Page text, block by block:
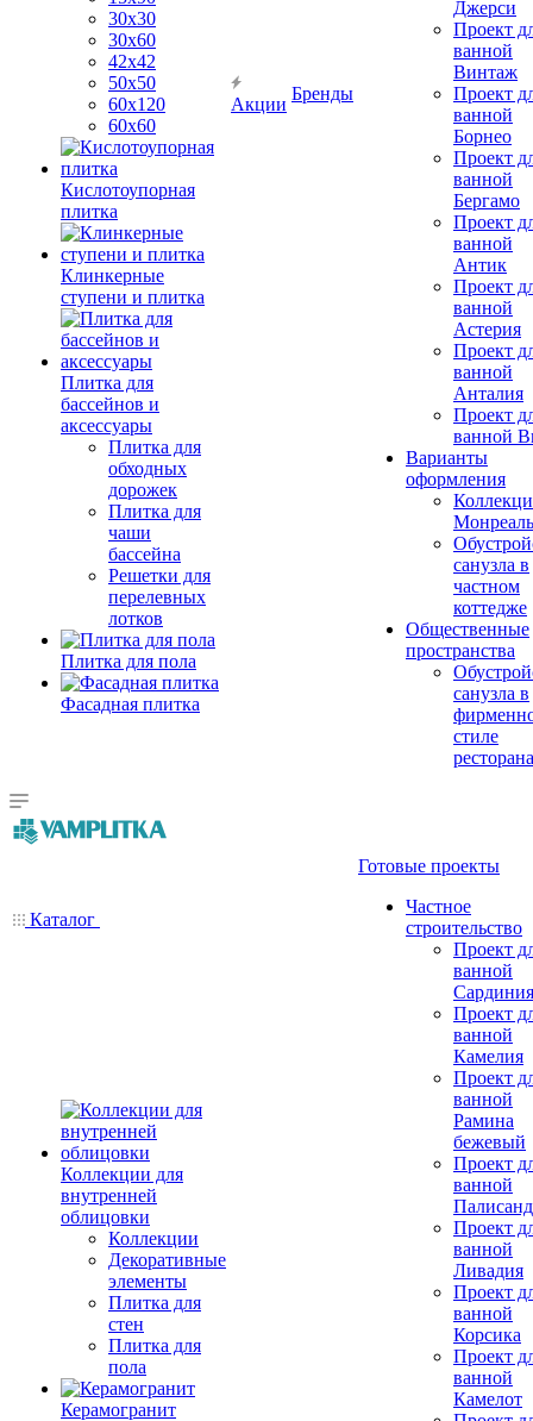
30х30
30х60
42х42
50х50
60х120
60х60
Кислотоупорная
плитка
Клинкерные
ступени и плитка
Плитка для
бассейнов и
аксессуары
Плитка для
обходных
дорожек
Плитка для
чаши
бассейна
Решетки для
перелевных
лотков
Плитка для пола
Фасадная плитка
Акции
Бренды
Джерси
Проект
ванной
Винтаж
Проект
ванной
Борнео
Проект
ванной
Бергамо
Проект
ванной
Антик
Проект
ванной
Астерия
Проект
ванной
Анталия
Проект
ванной
Варианты
оформления
Монреаль
санузла в
частном
коттедже
Общественные
пространства
санузла в
стиле
ресторана
Каталог
Коллекции для
внутренней
облицовки
Коллекции
Декоративные
элементы
Плитка для
стен
Плитка для
пола
Керамогранит
Готовые проекты
Частное
строительство
Проект
ванной
Сардиния
Проект
ванной
Камелия
Проект
ванной
Рамина
бежевый
Проект
ванной
Проект
ванной
Ливадия
Проект
ванной
Корсика
Проект
ванной
Камелот